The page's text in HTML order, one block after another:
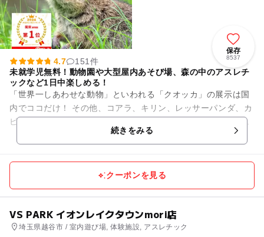
保存
8537
4.7
151件
未就学児無料！動物園や大型屋内あそび場、森の中のアスレチ
ックなど1日中楽しめる！
「世界一しあわせな動物」といわれる「クオッカ」の展示は国
内でココだけ！ その他、コアラ、キリン、レッサーパンダ、カ
ピバラなどをはじめ、約140種の動物がいます。 とにかく動物
続きをみる
クーポンを見る
VS PARK イオンレイクタウンmori店
埼玉県越谷市 / 室内遊び場, 体験施設, アスレチック